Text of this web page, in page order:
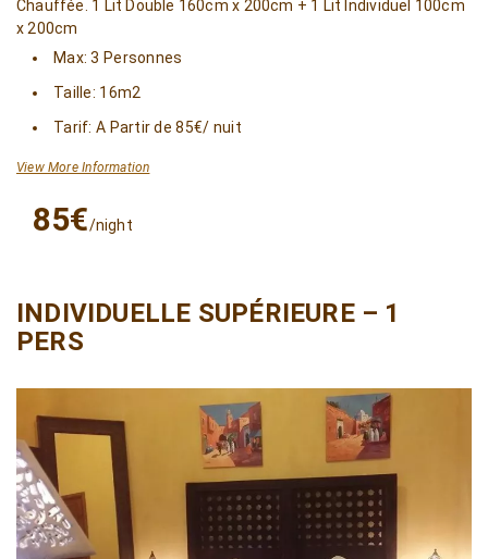
Chauffée. 1 Lit Double 160cm x 200cm + 1 Lit Individuel 100cm
x 200cm
Max: 3 Personnes
Taille: 16m2
Tarif: A Partir de 85€/ nuit
View More Information
85€/night
INDIVIDUELLE SUPÉRIEURE – 1
PERS